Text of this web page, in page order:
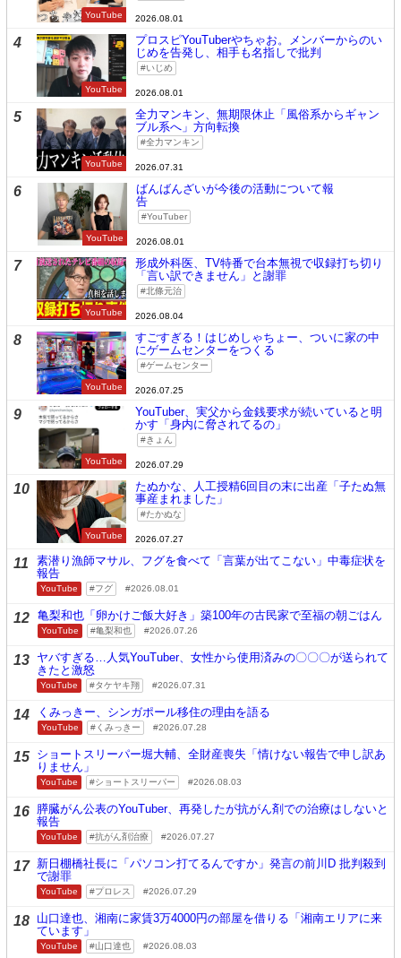
YouTube 2026.08.01
4
YouTube
プロスピYouTuberやちゃお。メンバーからのい
じめを告発し、相手も名指しで批判
いじめ
2026.08.01
5
YouTube
全力マンキン、無期限休止「風俗系からギャン
ブル系へ」方向転換
全力マンキン
2026.07.31
6
YouTube
ばんばんざいが今後の活動について報
告
YouTuber
2026.08.01
7
YouTube
形成外科医、TV特番で台本無視で収録打ち切り
「言い訳できません」と謝罪
北條元治
2026.08.04
8
YouTube
すごすぎる！はじめしゃちょー、ついに家の中
にゲームセンターをつくる
ゲームセンター
2026.07.25
9
YouTube
YouTuber、実父から金銭要求が続いていると明
かす「身内に脅されてるの」
きょん
2026.07.29
10
YouTube
たぬかな、人工授精6回目の末に出産「子たぬ無
事産まれました」
たかぬな
2026.07.27
11
素潜り漁師マサル、フグを食べて「言葉が出てこない」中毒症状を
報告
YouTube フグ 2026.08.01
12 亀梨和也「卵かけご飯大好き」築100年の古民家で至福の朝ごはん
YouTube 亀梨和也 2026.07.26
13 ヤバすぎる…人気YouTuber、女性から使用済みの〇〇〇が送られて
きたと激怒
YouTube タケヤキ翔 2026.07.31
14 くみっきー、シンガポール移住の理由を語る
YouTube くみっきー 2026.07.28
15 ショートスリーパー堀大輔、全財産喪失「情けない報告で申し訳あ
りません」
YouTube ショートスリーパー 2026.08.03
16 膵臓がん公表のYouTuber、再発したが抗がん剤での治療はしないと
報告
YouTube 抗がん剤治療 2026.07.27
17 新日棚橋社長に「パソコン打てるんですか」発言の前川D 批判殺到
で謝罪
YouTube プロレス 2026.07.29
18 山口達也、湘南に家賃3万4000円の部屋を借りる「湘南エリアに来
ています」
YouTube 山口達也 2026.08.03